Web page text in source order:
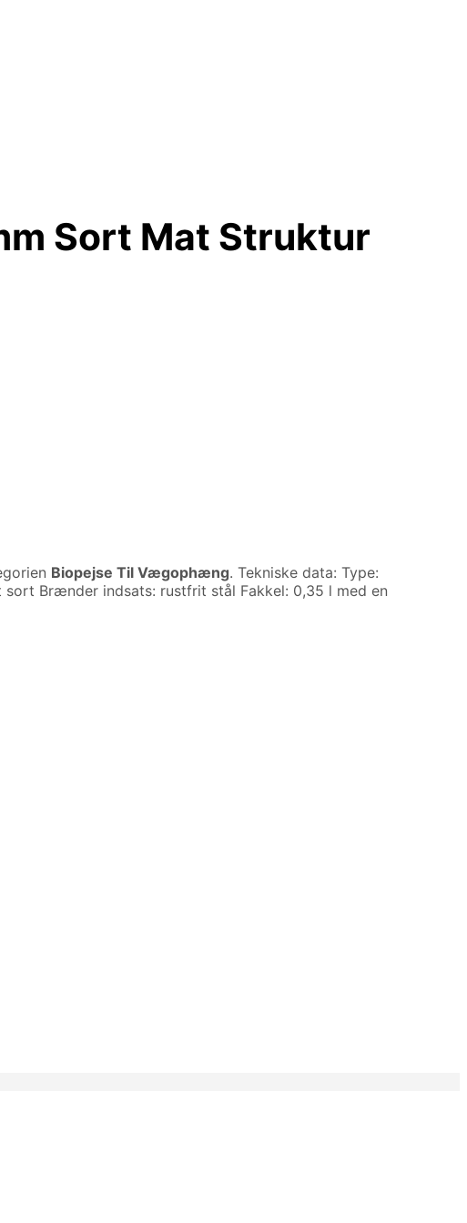
Sort Mat Struktur
Biopejse Til Vægophæng. Tekniske data: Type:
Brænder indsats: rustfrit stål Fakkel: 0,35 l med en